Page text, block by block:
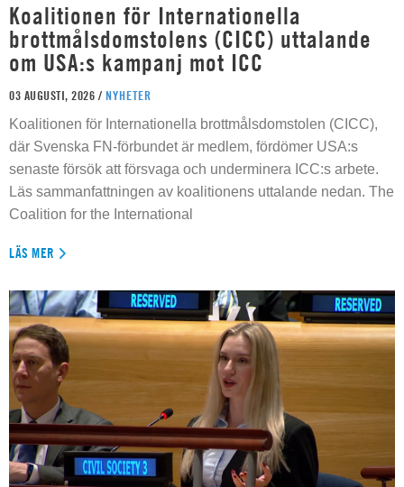
Koalitionen för Internationella
brottmålsdomstolens (CICC) uttalande
om USA:s kampanj mot ICC
03 AUGUSTI, 2026 / NYHETER
Koalitionen för Internationella brottmålsdomstolen (CICC),
där Svenska FN-förbundet är medlem, fördömer USA:s
senaste försök att försvaga och underminera ICC:s arbete.
Läs sammanfattningen av koalitionens uttalande nedan. The
Coalition for the International
LÄS MER